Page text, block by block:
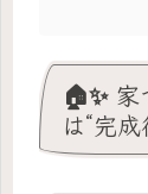
🏠✨
は“完